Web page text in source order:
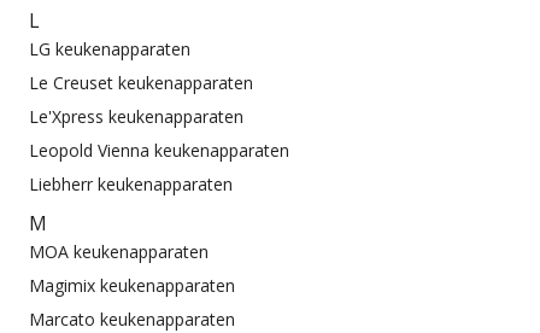
L
LG keukenapparaten
Le Creuset keukenapparaten
Le'Xpress keukenapparaten
Leopold Vienna keukenapparaten
Liebherr keukenapparaten
M
MOA keukenapparaten
Magimix keukenapparaten
Marcato keukenapparaten